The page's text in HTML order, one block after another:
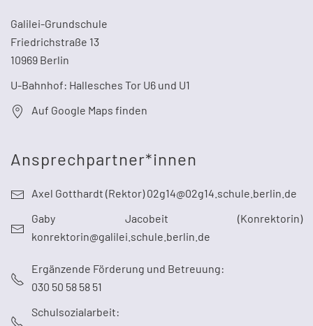
Galilei-Grundschule
Friedrichstraße 13
10969 Berlin
U-Bahnhof: Hallesches Tor U6 und U1
Auf Google Maps finden
Ansprechpartner*innen
Axel Gotthardt (Rektor) 02g14@02g14.schule.berlin.de
Gaby Jacobeit (Konrektorin)
konrektorin@galilei.schule.berlin.de
Ergänzende Förderung und Betreuung:
030 50 58 58 51
Schulsozialarbeit: